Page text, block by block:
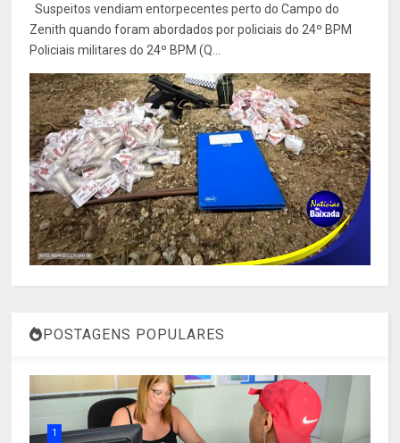
Suspeitos vendiam entorpecentes perto do Campo do
Zenith quando foram abordados por policiais do 24º BPM
Policiais militares do 24º BPM (Q...
POSTAGENS POPULARES
1